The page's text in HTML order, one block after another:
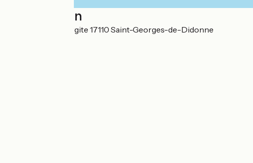
Localisation
80 chemin de Margite 17110 Saint-Georges-de-Didonne